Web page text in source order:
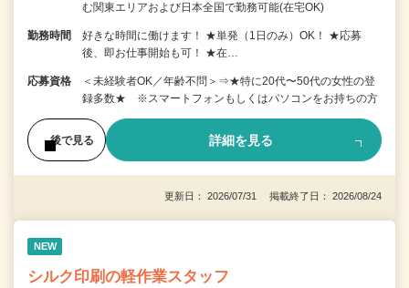
む関東エリアおよび日本全国で勤務可能(在宅OK)
勤務時間
好きな時間に働けます！ ★単発（1日のみ）OK！ ★応募
後、即お仕事開始も可！ ★在…
応募資格
＜未経験者OK／年齢不問＞⇒★特に20代〜50代の女性の登
録多数★ ※スマートフォンもしくはパソコンをお持ちの方
後で見る 詳細を見る
更新日： 2026/07/31 掲載終了日： 2026/08/24
NEW
シルク印刷の軽作業スタッフ